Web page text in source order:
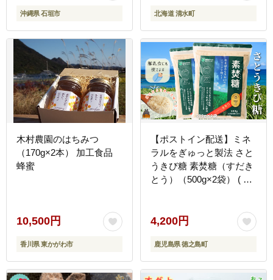
沖縄県 石垣市 北海道 清水町
木村農園のはちみつ
（170g×2本） 加工食品
蜂蜜
10,500円
香川県 東かがわ市
【ポストイン配送】ミネ
ラルをぎゅっと製法 さと
うきび糖 素焚糖（すだき
とう）（500g×2袋） ( 砂
子づくり 徳之島 鹿児島
奄美 ポストイン配送 レタ
ーパックライト 大東製糖
)
4,200円
鹿児島県 徳之島町